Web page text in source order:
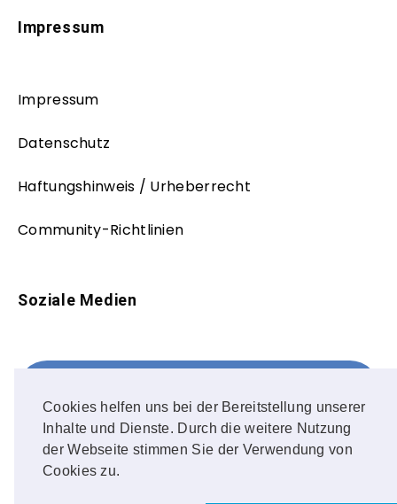
Cookies helfen uns bei der Bereitstellung unserer
Inhalte und Dienste. Durch die weitere Nutzung
der Webseite stimmen Sie der Verwendung von
Cookies zu.
Impressum
Impressum
Datenschutz
Haftungshinweis / Urheberrecht
Community-Richtlinien
Soziale Medien
FOLLOW ME!
Instagram
OUR PHOTOS!